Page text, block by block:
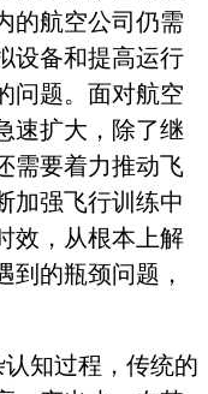
的航空公司仍需
设备和提高运行
问题。面对航空
速扩大，除了继
需要着力推动飞
加强飞行训练中
效，从根本上解
到的瓶颈问题，
知过程，传统的